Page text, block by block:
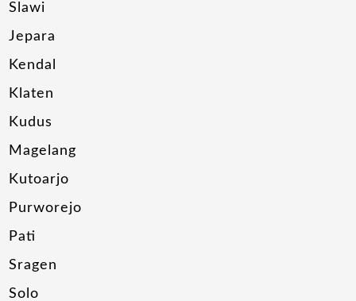
Slawi
Jepara
Kendal
Klaten
Kudus
Magelang
Kutoarjo
Purworejo
Pati
Sragen
Solo